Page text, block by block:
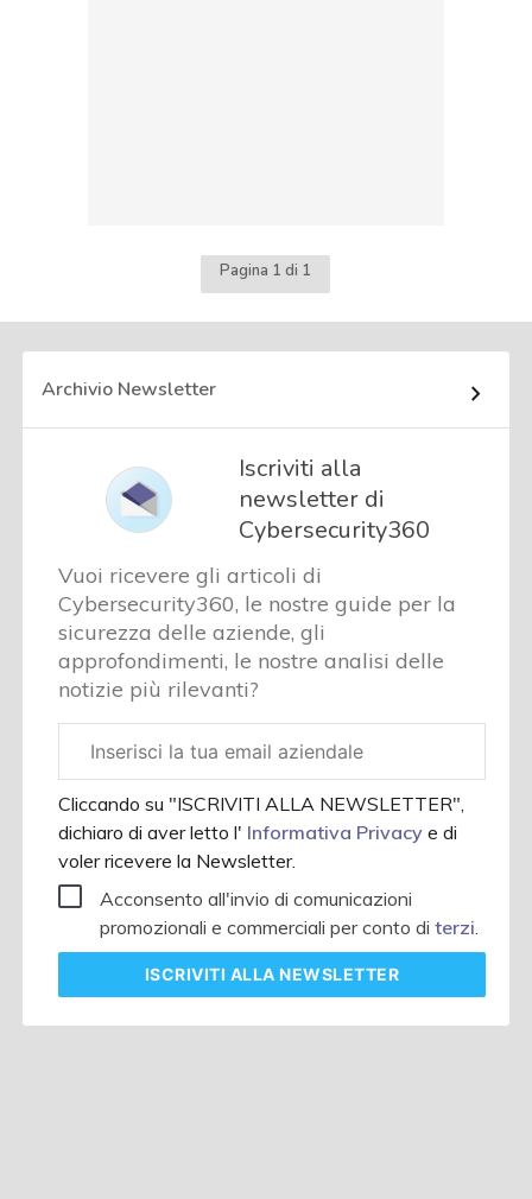
Pagina 1 di 1
Archivio Newsletter
Iscriviti alla
newsletter di
Cybersecurity360
Vuoi ricevere gli articoli di
Cybersecurity360, le nostre guide per la
sicurezza delle aziende, gli
approfondimenti, le nostre analisi delle
notizie più rilevanti?
aziendale
Cliccando su "ISCRIVITI ALLA NEWSLETTER",
dichiaro di aver letto l' Informativa Privacye di
voler ricevere la Newsletter.
Acconsento all'invio di comunicazioni
promozionali e commerciali per conto diterzi
ISCRIVITI ALLA NEWSLETTER